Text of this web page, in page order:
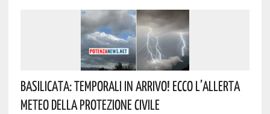
Basilicata: Temporali In Arrivo! Ecco L’allerta
Meteo Della Protezione Civile